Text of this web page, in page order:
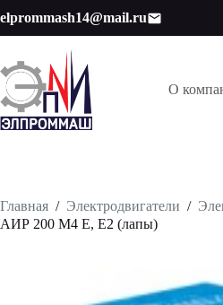
к
сути
elprommash14@mail.ru
О
Главная / Электродвигатели /
АИР 200 М4 Е, Е2 (лапы)